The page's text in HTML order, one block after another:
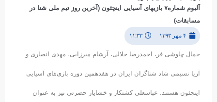
آلبوم شماره۷ بازیهای آسیایی اینچئون (آخرین روز تیم ملی شنا در
مسابقات)
۴ مهر ۱۳۹۳ ۱۱:۳۳
جمال چاوشی فر، احمدرضا جلالی، آرشام میرزایی، مهدی انصاری و
آریا نسیمی شاد شناگران ایران در هفدهمین دوره بازی‌های آسیایی
اینچئون هستند. عباسعلی کشتکار و خشایار حضرتی نیز به عنوان